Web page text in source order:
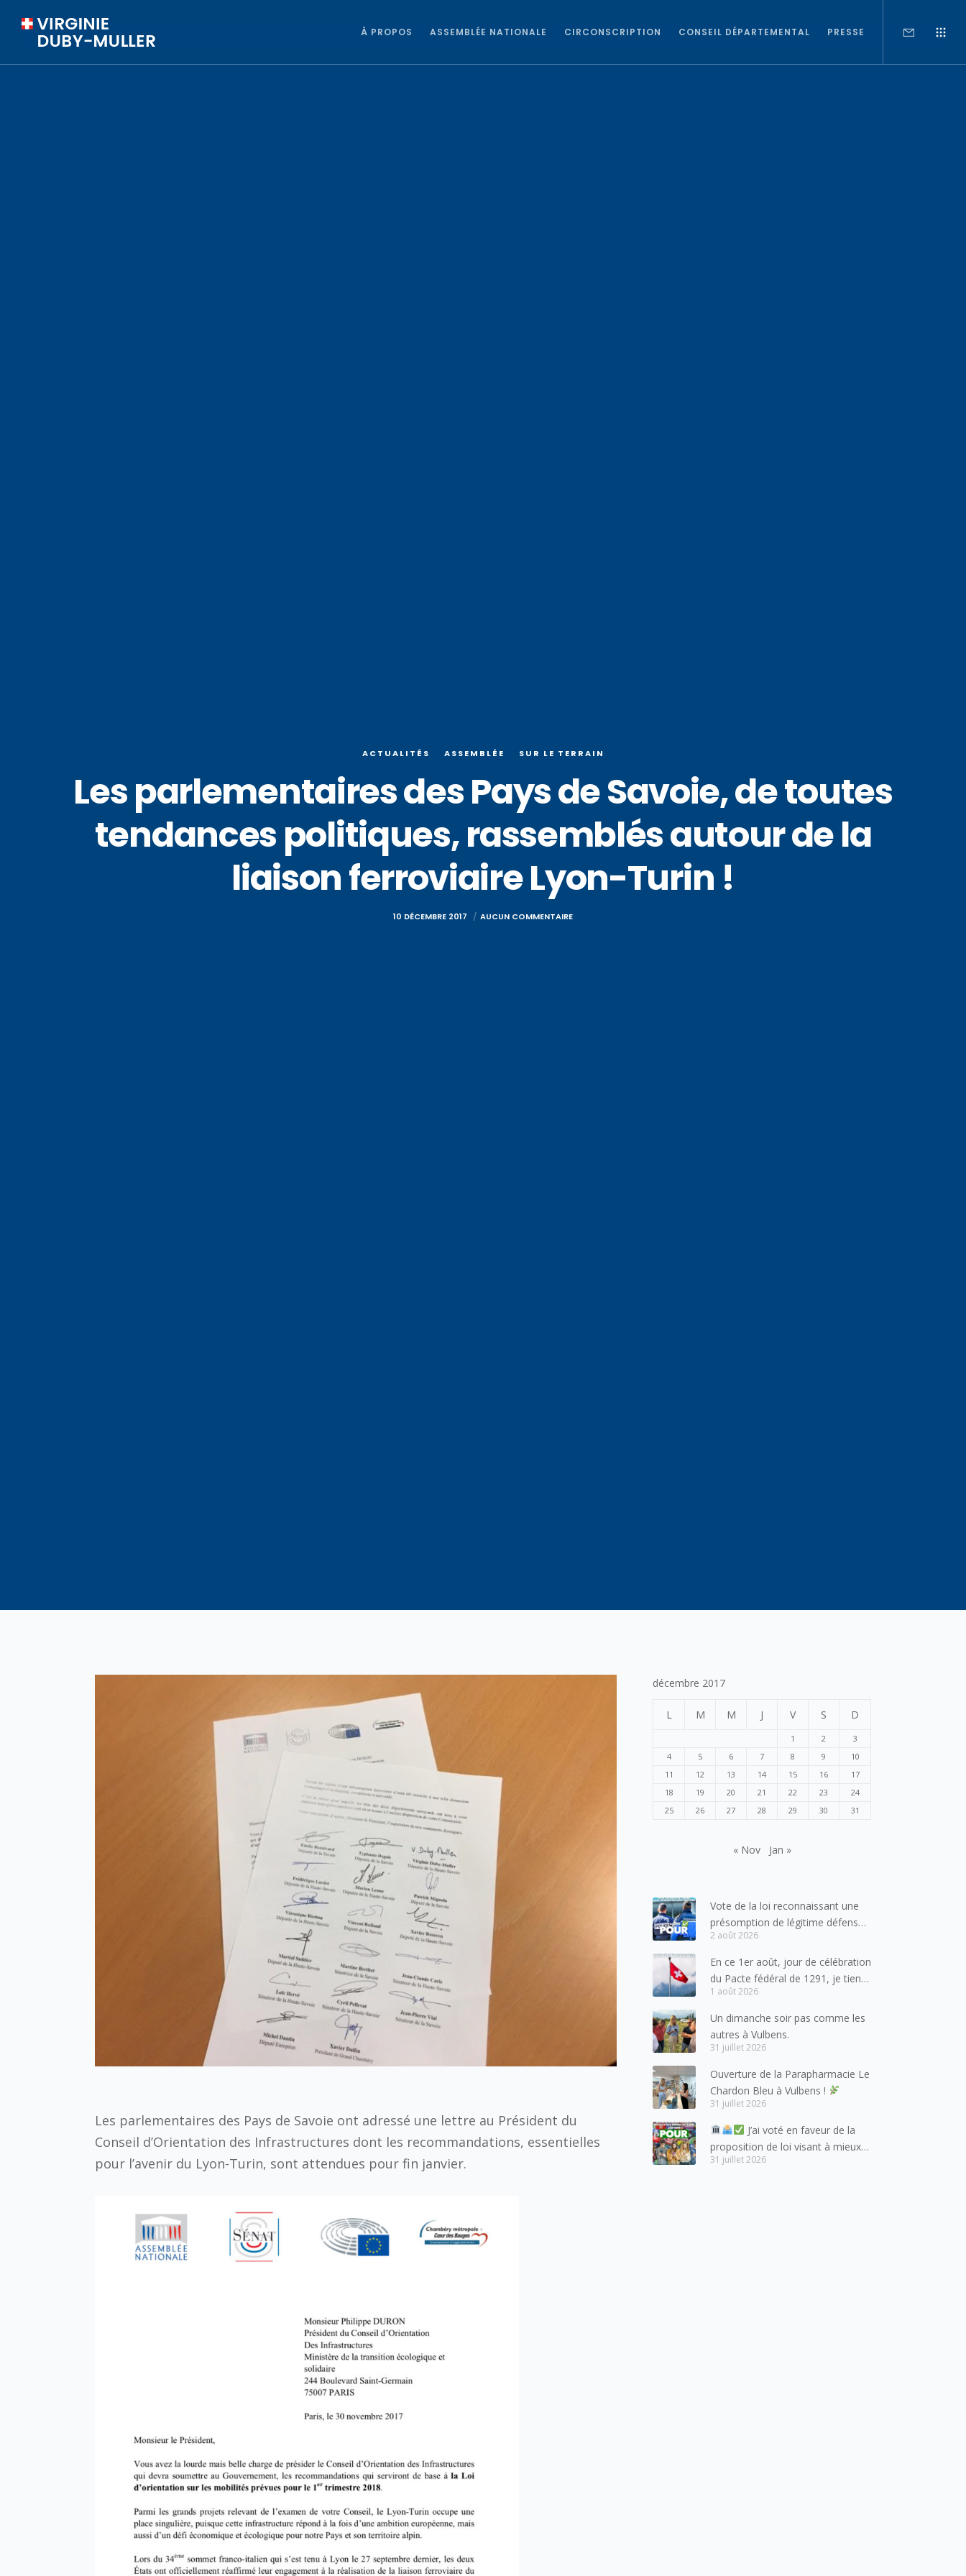
À PROPOS ASSEMBLÉE NATIONALE CIRCONSCRIPTION CONSEIL DÉPARTEMENTAL PRESSE
ACTUALITÉS ASSEMBLÉE SUR LE TERRAIN
Les parlementaires des Pays de Savoie, de toutes
tendances politiques, rassemblés autour de la
liaison ferroviaire Lyon-Turin !
10 DÉCEMBRE 2017 AUCUN COMMENTAIRE
Les parlementaires des Pays de Savoie ont adressé une lettre au Président du
Conseil d’Orientation des Infrastructures dont les recommandations, essentielles
pour l’avenir du Lyon-Turin, sont attendues pour fin janvier.
décembre 2017
L M M J V S D
1 2
3
4
5 6 7 8 9
10
11
12 13 14 15 16
17
18
19 20 21 22 23
24
25
26 27 28 29 30 31
« Nov Jan »
Vote de la loi reconnaissant une
présomption de légitime défense
pour les forces de l’ordre
2 août 2026
En ce 1er août, jour de célébration
du Pacte fédéral de 1291, je tiens
à adresser mes meilleures
salutations à nos voisins et amis
suisses, et plus particulièrement
aux habitants du bassin genevois
lesquels la Haute-Savoie
entretient des liens étroits et
quotidiens.
1 août 2026
Un dimanche soir pas comme les
autres à Vulbens.
31 juillet 2026
Ouverture de la Parapharmacie Le
Chardon Bleu à Vulbens !
31 juillet 2026
J’ai voté en faveur de la
proposition de loi visant à mieux
protéger les mineurs des risques
31 juillet 2026